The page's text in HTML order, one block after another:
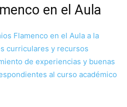
en el Aula
Flamenco en el Aula a la
curriculares y recursos
de experiencias y buenas
al curso académico